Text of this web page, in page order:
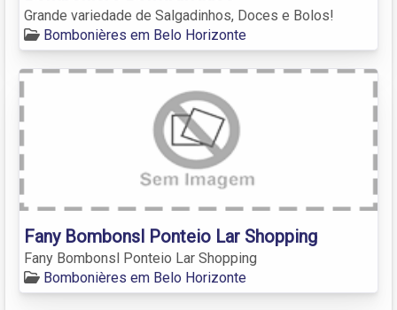
Grande variedade de Salgadinhos, Doces e Bolos!
Bombonières em Belo Horizonte
Fany Bombonsl Ponteio Lar Shopping
Fany Bombonsl Ponteio Lar Shopping
Bombonières em Belo Horizonte